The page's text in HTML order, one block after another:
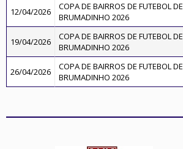
12/04/2026
COPA DE BAIRROS DE FUTEBOL DE
BRUMADINHO 2026
19/04/2026
COPA DE BAIRROS DE FUTEBOL DE
BRUMADINHO 2026
26/04/2026
COPA DE BAIRROS DE FUTEBOL DE
BRUMADINHO 2026